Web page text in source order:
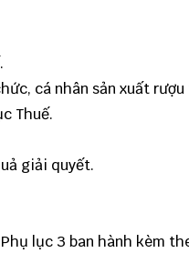
cá nhân sản xuất
Thuế.
giải quyết.
lục 3 ban hành kèm